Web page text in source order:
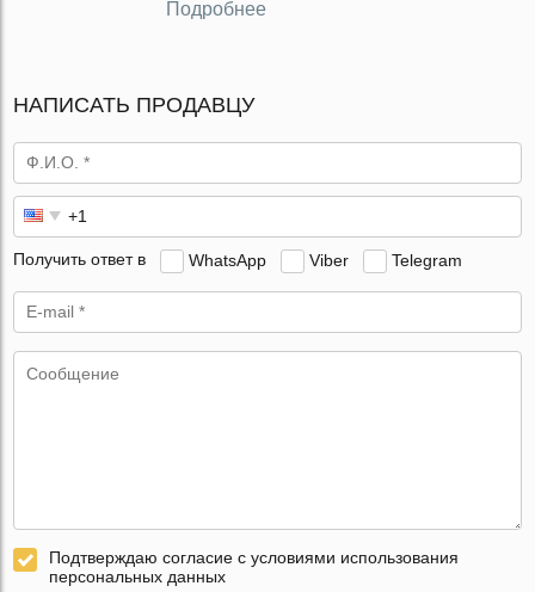
Подробнее
НАПИСАТЬ ПРОДАВЦУ
Получить ответ в WhatsApp Viber Telegram
Подтверждаю согласие с условиями использования
персональных данных